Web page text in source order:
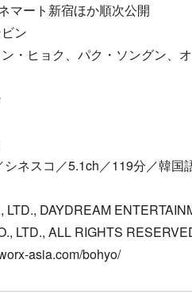
マート新宿ほか順次公開
ン
・ヒョク、パク・ソングン、
ネスコ／5.1ch／119分／韓国
DAYDREAM
LTD., ALL RIGHTS
asia.com/bohyo/